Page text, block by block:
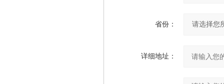
省份：
详细地址：